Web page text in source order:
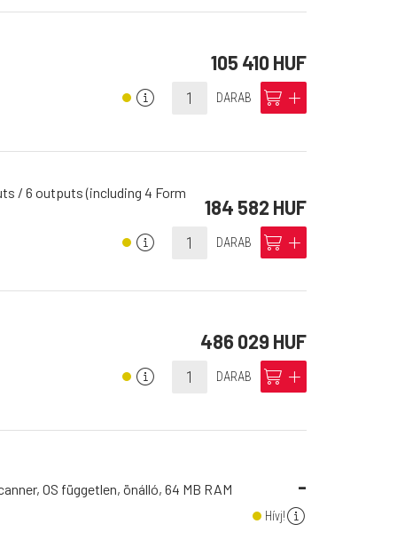
105 410 HUF
info DARAB cart add
/ 6 outputs (including 4 Form
184 582 HUF
info DARAB cart add
486 029 HUF
info DARAB cart add
OS független, önálló, 64 MB RAM -
Hívj!info